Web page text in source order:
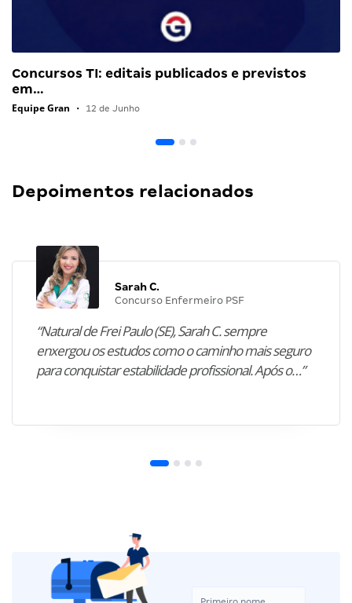
Concursos TI: editais publicados e previstos
em…
Equipe Gran • 12 de Junho
Depoimentos relacionados
Sarah C.
Concurso Enfermeiro PSF
“Natural de Frei Paulo (SE), Sarah C. sempre
enxergou os estudos como o caminho mais seguro
para conquistar estabilidade profissional. Após o…”